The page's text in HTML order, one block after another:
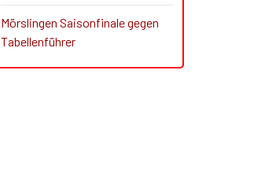
Mörslingen Saisonfinale gegen
Tabellenführer